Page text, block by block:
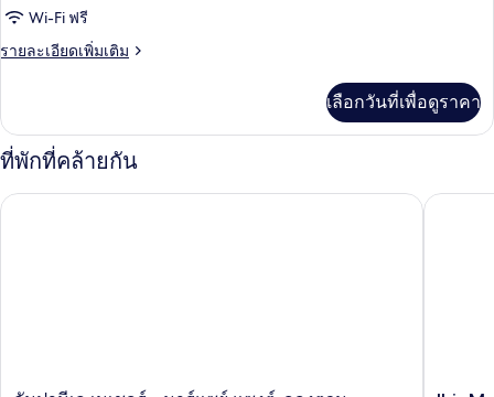
ของ
Accessible
Wi-Fi ฟรี
รายละเอียดเพิ่มเติม
ราย
เกี่ยว
กับ
Accessible
Double
Room
เลือกวันที่เพื่อดูราคา
ที่พักที่คล้ายกัน
กัมปานีเล เนเชอร์ - มาร์แซย์ แซงต์-อองตวน Ibis